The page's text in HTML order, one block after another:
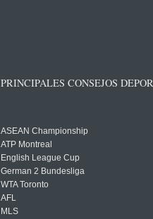
PRINCIPALES CONSEJOS
ASEAN Championship
ATP Montreal
English League Cup
German 2 Bundesliga
WTA Toronto
AFL
MLS